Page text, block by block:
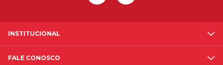
INSTITUCIONAL
FALE CONOSCO